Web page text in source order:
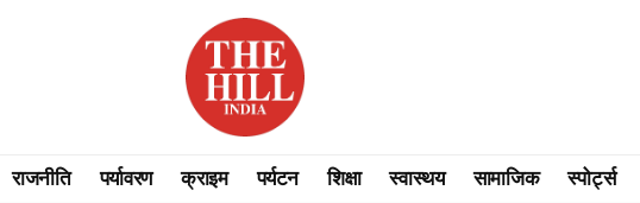
राजनीति पर्यावरण क्राइम पर्यटन शिक्षा स्वास्थय सामाजिक स्पोर्ट्स